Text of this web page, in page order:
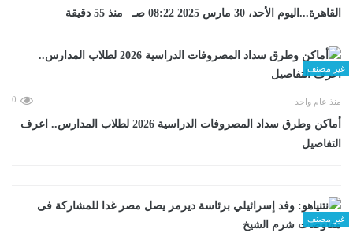
القاهرة...اليوم الأحد، 30 مارس 2025 08:22 صـ منذ 55 دقيقة
غير مصنف
منذ عام واحد 0
أماكن وطرق سداد المصروفات الدراسية 2026 لطلاب المدارس.. اعرف
التفاصيل
غير مصنف